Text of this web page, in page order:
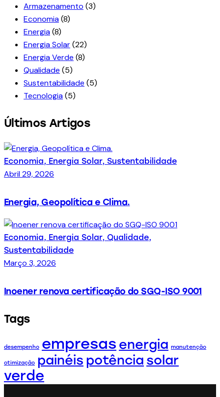
Armazenamento (3)
Economia(8)
Energia(8)
Energia Solar(22)
Energia Verde (8)
Qualidade (5)
Sustentabilidade (5)
Tecnologia(5)
Últimos Artigos
Economia, Energia Solar, Sustentabilidade
Abril 29, 2026
Energia, Geopolítica e Clima.
Economia, Energia Solar, Qualidade,
Sustentabilidade
Março 3, 2026
Inoener renova certificação do SGQ-ISO 9001
Tags
desempenho empresas energia manutenção
otimização painéis potência solar
verde